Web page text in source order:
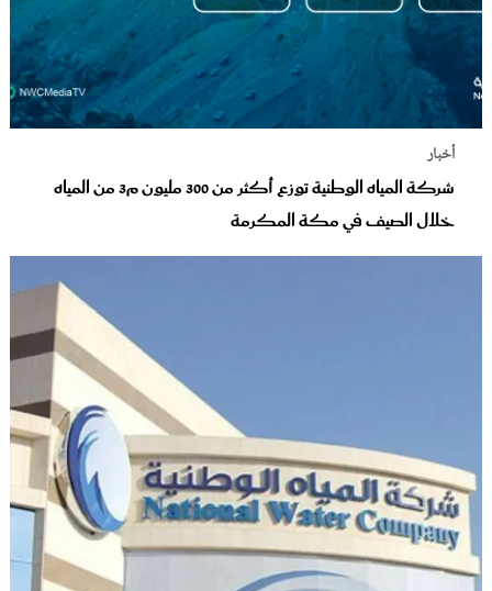
أخبار
شركة المياه الوطنية توزع أكثر من 300 مليون م3 من المياه
خلال الصيف في مكة المكرمة